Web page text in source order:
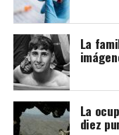
Cabe recordar que
Municipal incluye
lograr una
paseo vuelva a
La nota que
La
La
diez